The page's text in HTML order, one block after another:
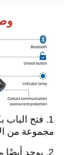
1. فتح
مجموعة من
2. يوجد أيضًا